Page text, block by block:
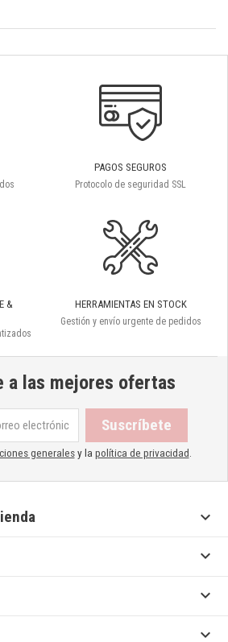
PAGOS SEGUROS
Protocolo de seguridad SSL
&
HERRAMIENTAS EN STOCK
Gestión y envío urgente de pedidos
a las mejores ofertas
generalesy la política de privacidad



